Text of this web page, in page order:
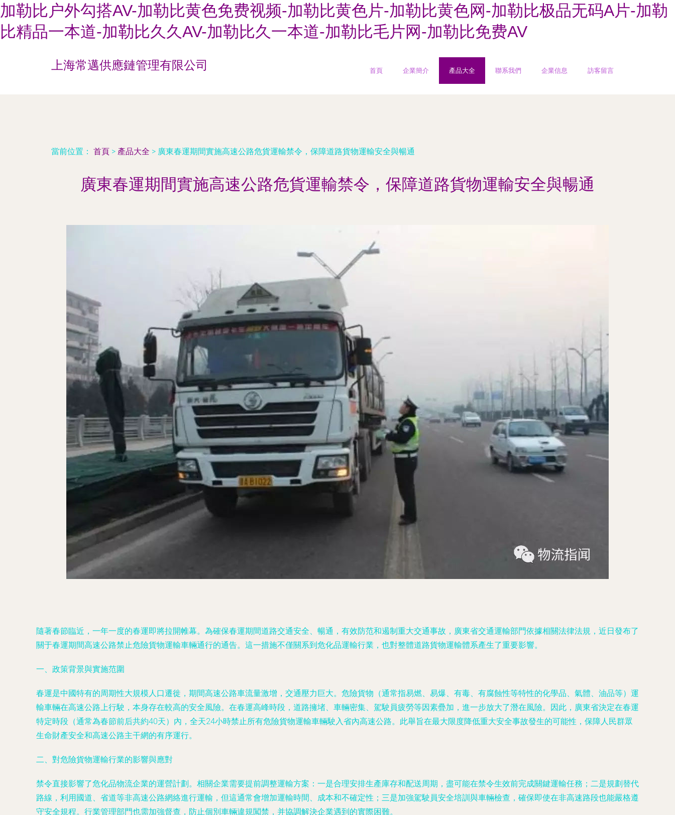
加勒比户外勾搭AV-加勒比黄色免费视频-加勒比黄色片-加勒比黄色网-加勒比极品无码A片-加勒
比精品一本道-加勒比久久AV-加勒比久一本道-加勒比毛片网-加勒比免费AV
上海常邁供應鏈管理有限公司 首頁 企業簡介 產品大全 聯系我們 企業信息 訪客留言
當前位置： 首頁 > 產品大全 > 廣東春運期間實施高速公路危貨運輸禁令，保障道路貨物運輸安全與暢通
廣東春運期間實施高速公路危貨運輸禁令，保障道路貨物運輸安全與暢通
隨著春節臨近，一年一度的春運即將拉開帷幕。為確保春運期間道路交通安全、暢通，有效防范和遏制重大交通事故，廣東省交通運輸部門依據相關法律法規，近日發布了
關于春運期間高速公路禁止危險貨物運輸車輛通行的通告。這一措施不僅關系到危化品運輸行業，也對整體道路貨物運輸體系產生了重要影響。
一、政策背景與實施范圍
春運是中國特有的周期性大規模人口遷徙，期間高速公路車流量激增，交通壓力巨大。危險貨物（通常指易燃、易爆、有毒、有腐蝕性等特性的化學品、氣體、油品等）運
輸車輛在高速公路上行駛，本身存在較高的安全風險。在春運高峰時段，道路擁堵、車輛密集、駕駛員疲勞等因素疊加，進一步放大了潛在風險。因此，廣東省決定在春運
特定時段（通常為春節前后共約40天）內，全天24小時禁止所有危險貨物運輸車輛駛入省內高速公路。此舉旨在最大限度降低重大安全事故發生的可能性，保障人民群眾
生命財產安全和高速公路主干網的有序運行。
二、對危險貨物運輸行業的影響與應對
禁令直接影響了危化品物流企業的運營計劃。相關企業需要提前調整運輸方案：一是合理安排生產庫存和配送周期，盡可能在禁令生效前完成關鍵運輸任務；二是規劃替代
路線，利用國道、省道等非高速公路網絡進行運輸，但這通常會增加運輸時間、成本和不確定性；三是加強駕駛員安全培訓與車輛檢查，確保即使在非高速路段也能嚴格遵
守安全規程。行業管理部門也需加強督查，防止個別車輛違規闖禁，并協調解決企業遇到的實際困難。